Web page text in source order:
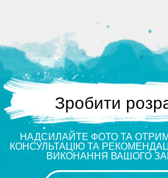
Зробити
НАДСИЛАЙТЕ ФОТО ТА
КОНСУЛЬТАЦІЮ ТА
ВИКОНАННЯ ВАШОГО